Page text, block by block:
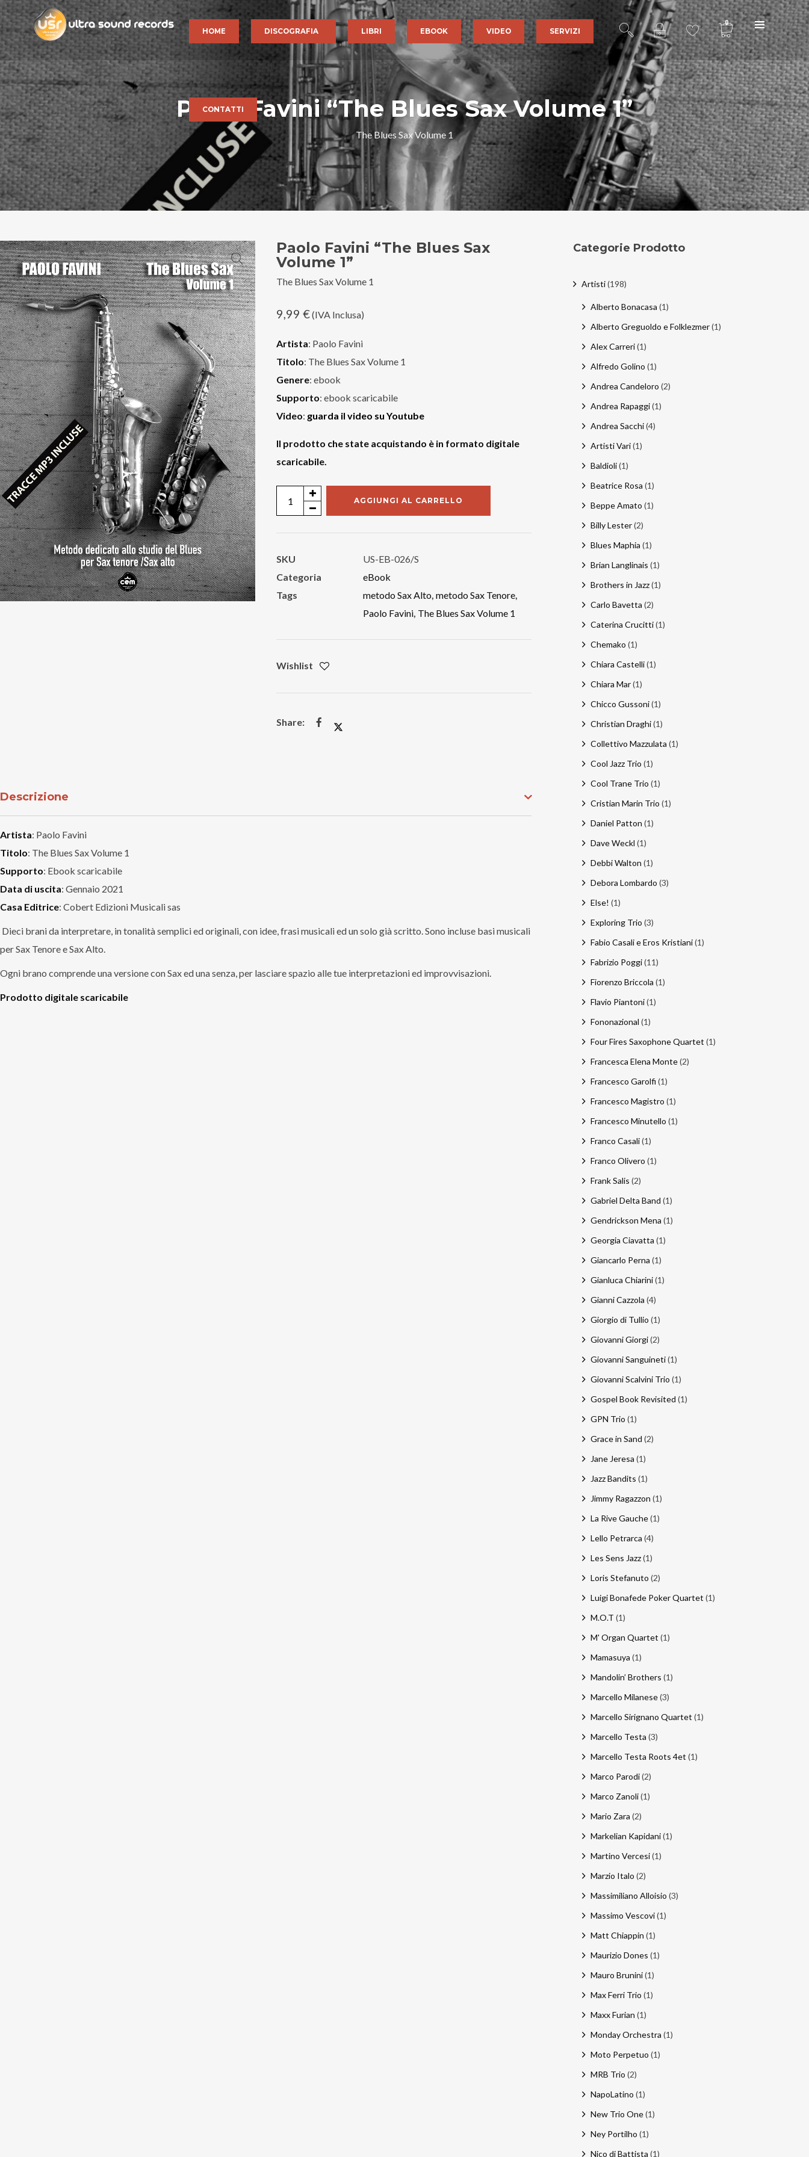
Ultra Sound Recordsè una realtà
affermata nel mercato della discografia
indipendente grazie al lavoro portato
avanti con serietà e dedizione dal 2001
fino ad ora daStefano Bertolotti,
responsabile delle edizioni e fondatore
dell’etichetta discografica.
Via Cascina Sparapina, 2
Email
stefano.bertolotti@ultrasoundrecords.eu
Cellulare
335 6835448
Seguici sui nostri Social
HOME DISCOGRAFIA LIBRI EBOOK VIDEO SERVIZI
CONTATTI
0
Paolo Favini “The Blues Sax Volume 1”
The Blues Sax Volume 1
Paolo Favini “The Blues Sax
Volume 1”
The Blues Sax Volume 1
9,99€(IVA Inclusa)
Artista: Paolo Favini
Titolo: The Blues Sax Volume 1
Genere: ebook
Supporto: ebook scaricabile
Video: guarda il video su Youtube
Il prodotto che state acquistando è in formato digitale
scaricabile.
"The
Sax
Volume
1"
AGGIUNGI AL CARRELLO
SKU
US-EB-026/S
Categoria
eBook
Tags
metodo Sax Alto,metodo Sax Tenore,
Paolo Favini, The Blues Sax Volume 1
Wishlist
Descrizione
Artista: Paolo Favini
Titolo: The Blues Sax Volume 1
Supporto: Ebook scaricabile
Data di uscita: Gennaio 2021
Casa Editrice: Cobert Edizioni Musicali sas
Dieci brani da interpretare, in tonalità semplici ed originali, con idee, frasi musicali ed un solo già scritto. Sono incluse basi musicali
per Sax Tenore e Sax Alto.
Ogni brano comprende una versione con Sax ed una senza, per lasciare spazio alle tue interpretazioni ed improvvisazioni.
Prodotto digitale scaricabile
Categorie Prodotto
Artisti (198)
Alberto Bonacasa (1)
Alberto Greguoldo e Folklezmer (1)
Alex Carreri (1)
Alfredo Golino (1)
Andrea Candeloro (2)
Andrea Rapaggi (1)
Andrea Sacchi (4)
Artisti Vari (1)
Baldioli (1)
Beatrice Rosa (1)
Beppe Amato (1)
Billy Lester (2)
Blues Maphia (1)
Brian Langlinais (1)
Brothers in Jazz (1)
Carlo Bavetta (2)
Caterina Crucitti (1)
Chemako (1)
Chiara Castelli (1)
Chiara Mar (1)
Chicco Gussoni (1)
Christian Draghi (1)
Collettivo Mazzulata (1)
Cool Jazz Trio (1)
Cool Trane Trio (1)
Cristian Marin Trio (1)
Daniel Patton (1)
Dave Weckl (1)
Debbi Walton (1)
Debora Lombardo (3)
Else! (1)
Exploring Trio (3)
Fabio Casali e Eros Kristiani (1)
Fabrizio Poggi (11)
Fiorenzo Briccola (1)
Flavio Piantoni (1)
Fononazional (1)
Four Fires Saxophone Quartet (1)
Francesca Elena Monte (2)
Francesco Garolfi (1)
Francesco Magistro (1)
Francesco Minutello (1)
Franco Casali (1)
Franco Olivero (1)
Frank Salis (2)
Gabriel Delta Band (1)
Gendrickson Mena (1)
Georgia Ciavatta (1)
Giancarlo Perna (1)
Gianluca Chiarini (1)
Gianni Cazzola (4)
Giorgio di Tullio (1)
Giovanni Giorgi (2)
Giovanni Sanguineti (1)
Giovanni Scalvini Trio (1)
Gospel Book Revisited (1)
GPN Trio (1)
Grace in Sand (2)
Jane Jeresa (1)
Jazz Bandits (1)
Jimmy Ragazzon (1)
La Rive Gauche (1)
Lello Petrarca (4)
Les Sens Jazz (1)
Loris Stefanuto (2)
Luigi Bonafede Poker Quartet (1)
M.O.T (1)
M' Organ Quartet (1)
Mamasuya (1)
Mandolin’ Brothers (1)
Marcello Milanese (3)
Marcello Sirignano Quartet (1)
Marcello Testa (3)
Marcello Testa Roots 4et (1)
Marco Parodi (2)
Marco Zanoli (1)
Mario Zara (2)
Markelian Kapidani (1)
Martino Vercesi (1)
Marzio Italo (2)
Massimiliano Alloisio (3)
Massimo Vescovi (1)
Matt Chiappin (1)
Maurizio Dones (1)
Mauro Brunini (1)
Max Ferri Trio (1)
Maxx Furian (1)
Monday Orchestra (1)
Moto Perpetuo (1)
MRB Trio (2)
NapoLatino (1)
New Trio One (1)
Ney Portilho (1)
Nico di Battista (1)